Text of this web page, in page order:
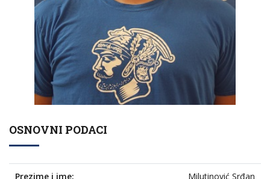
OSNOVNI PODACI
Prezime i ime: Milutinović Srđan